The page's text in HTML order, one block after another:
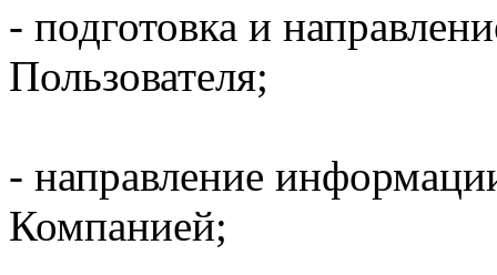
- подготовка и
Пользователя;
- направление
Компанией;